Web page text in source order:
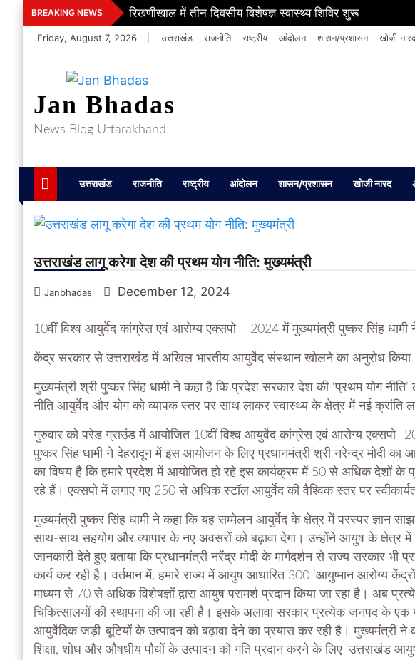
Skip
to
content
BREAKING NEWS रिखणीखाल में तीन दिवसीय विशेषज्ञ स्वास्थ्य शिविर शुरू
Friday, August 7, 2026 उत्तराखंड राजनीति राष्ट्रीय आंदोलन शासन/प्रशासन खोजी
Jan Bhadas
News Blog Uttarakhand
उत्तराखंड राजनीति राष्ट्रीय आंदोलन शासन/प्रशासन खोजी नारद
उत्तराखंड लागू करेगा देश की प्रथम योग नीति: मुख्यमंत्री
Janbhadas December 12, 2024
10वीं विश्व आयुर्वेद कांग्रेस एवं आरोग्य एक्सपो – 2024 में मुख्यमंत्री पुष्कर सिंह धामी
केंद्र सरकार से उत्तराखंड में अखिल भारतीय आयुर्वेद संस्थान खोलने का अनुरोध किया
मुख्यमंत्री श्री पुष्कर सिंह धामी ने कहा है कि प्रदेश सरकार देश की ‘प्रथम योग
नीति आयुर्वेद और योग को व्यापक स्तर पर साथ लाकर स्वास्थ्य के क्षेत्र में नई क्रांति
गुरुवार को परेड ग्राउंड में आयोजित 10वीं विश्व आयुर्वेद कांग्रेस एवं आरोग्य एक्सपो -
पुष्कर सिंह धामी ने देहरादून में इस आयोजन के लिए प्रधानमंत्री श्री नरेन्द्र मोदी का
का विषय है कि हमारे प्रदेश में आयोजित हो रहे इस कार्यक्रम में 50 से अधिक देशों के
रहे हैं। एक्सपो में लगाए गए 250 से अधिक स्टॉल आयुर्वेद की वैश्विक स्तर पर
मुख्यमंत्री पुष्कर सिंह धामी ने कहा कि यह सम्मेलन आयुर्वेद के क्षेत्र में परस्पर ज्ञान
साथ-साथ सहयोग और व्यापार के नए अवसरों को बढ़ावा देगा। उन्होंने आयुष के क्षेत्र में
जानकारी देते हुए बताया कि प्रधानमंत्री नरेंद्र मोदी के मार्गदर्शन से राज्य सरकार
कार्य कर रही है। वर्तमान में, हमारे राज्य में आयुष आधारित 300 ‘आयुष्मान आरोग्य
माध्यम से 70 से अधिक विशेषज्ञों द्वारा आयुष परामर्श प्रदान किया जा रहा है।
चिकित्सालयों की स्थापना की जा रही है। इसके अलावा सरकार प्रत्येक जनपद के
आयुर्वेदिक जड़ी-बूटियों के उत्पादन को बढ़ावा देने का प्रयास कर रही है। मुख्यमंत्री
शिक्षा, शोध और औषधीय पौधों के उत्पादन को गति प्रदान करने के लिए ‘उत्तराखंड